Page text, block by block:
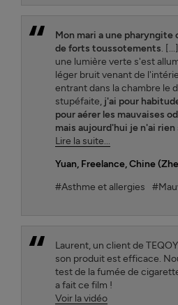
Mon mari a une
de forts toussotements.
une lumière verte s'est
léger bruit venant de
entrant dans la chambre le
stupéfaite, j'ai pour
pour aérer les mauvaises
mais aujourd'hui je n'ai rien
Lire la suite...
Yuan, Freelance, Chine
#Asthme et allergies
Laurent, un client de
son produit est efficace.
test de la fumée de
a fait ce film !
Voir la vidéo